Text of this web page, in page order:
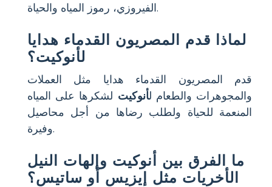
الفيروزي، رموز المياه والحياة.
لماذا قدم المصريون القدماء هدايا
لأنوكيت؟
قدم المصريون القدماء هدايا مثل العملات
والمجوهرات والطعام لأنوكيت لشكرها على المياه
المنعمة للحياة ولطلب رضاها من أجل محاصيل
وفيرة.
ما الفرق بين أنوكيت وإلهات النيل
الأخريات مثل إيزيس أو ساتيس؟